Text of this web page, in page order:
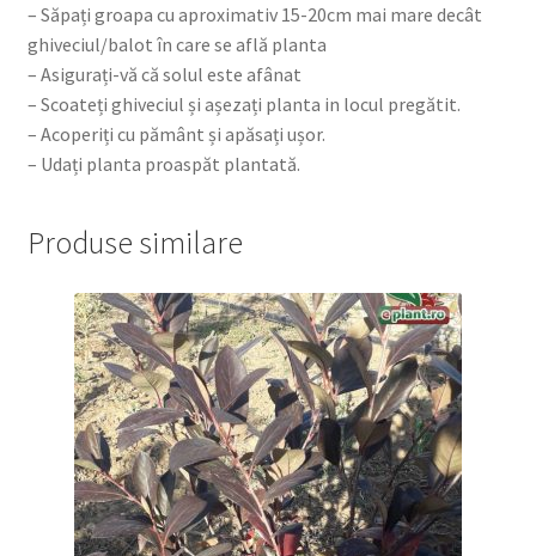
– Săpați groapa cu aproximativ 15-20cm mai mare decât
ghiveciul/balot în care se află planta
– Asigurați-vă că solul este afânat
– Scoateți ghiveciul și așezați planta in locul pregătit.
– Acoperiți cu pământ și apăsați ușor.
– Udați planta proaspăt plantată.
Produse similare